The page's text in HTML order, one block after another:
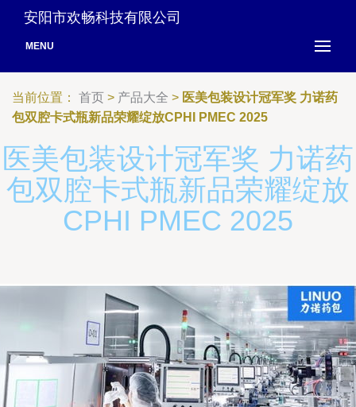
安阳市欢畅科技有限公司
MENU
当前位置： 首页 > 产品大全 > 医美包装设计冠军奖 力诺药
包双腔卡式瓶新品荣耀绽放CPHI PMEC 2025
医美包装设计冠军奖 力诺药
包双腔卡式瓶新品荣耀绽放
CPHI PMEC 2025